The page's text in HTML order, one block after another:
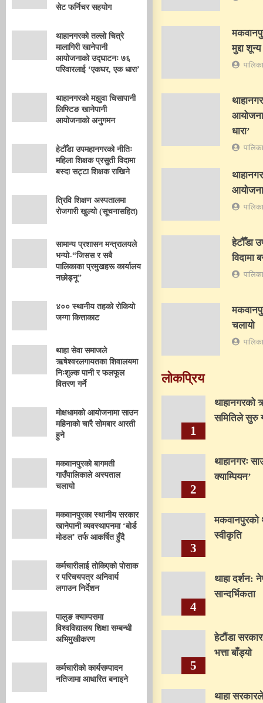
सेट फर्निचर सहयोग
थाहानगरको तल्लो चित्रे
मालागिरी खानेपानी
आयोजनाको उद्घाटनः ७६
परिवारलाई ‘एकघर, एक धारा’
थाहानगरको मझुवा चिसापानी
लिफ्टिङ खानेपानी
आयोजनाको अनुगमन
हेटौँडा उपमहानगरको नीतिः
महिला शिक्षक प्रसुती विदामा
बस्दा सट्टा शिक्षक राखिने
त्रिवि शिक्षण अस्पतालमा
रोजगारी खुल्यो (सूचनासहित)
सामान्य प्रशासन मन्त्रालयले
भन्यो-“जिसस र सबै
पालिकाका प्रमुखहरू कार्यालय
नछोड्नू”
४०० स्थानीय तहको रोकियो
जग्गा कित्ताकाट
थाहा सेवा समाजले
ऋषेश्वरलगायतका शिवालयमा
निःशुल्क पानी र फलफूल
वितरण गर्ने
मोक्षधामको आयोजनामा साउन
महिनाको चारै सोमबार आरती
हुने
मकवानपुरको बागमती
गाउँपालिकाले अस्पताल
चलायो
मकवानपुरका स्थानीय सरकार
खानेपानी व्यवस्थापनमा ‘बोर्ड
मोडल’ तर्फ आकर्षित हुँदै
कर्मचारीलाई तोकिएको पोसाक
र परिचयपत्र अनिवार्य
लगाउन निर्देशन
पालुङ क्याम्पसमा
विश्वविद्यालय शिक्षा सम्बन्धी
अभिमुखीकरण
कर्मचारीको कार्यसम्पादन
नतिजामा आधारित बनाइने
मुद्दा शून्य
धारा’
हेटौँडा
विदामा
चलायो
लोकप्रिय
1
थाहानगरकाे
समितिले सुरु
2
थाहानगरः
क्याम्पियन’
3
मकवानपुरको
स्वीकृति
4
थाहा दर्शन:
सान्दर्भिकता
5
हेटौंडा
भत्ता बाँड्यो
थाहा सरकारले